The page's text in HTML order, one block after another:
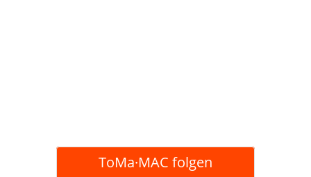
ToMa·MAC folgen